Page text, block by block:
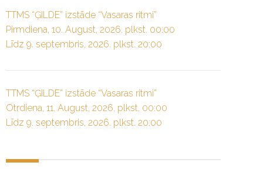
TTMS “ĢILDE” izstāde “Vasaras ritmi”
Pirmdiena, 10. August, 2026. plkst. 00:00
Līdz 9. septembris, 2026. plkst. 20:00
TTMS “ĢILDE” izstāde “Vasaras ritmi”
Otrdiena, 11. August, 2026. plkst. 00:00
Līdz 9. septembris, 2026. plkst. 20:00